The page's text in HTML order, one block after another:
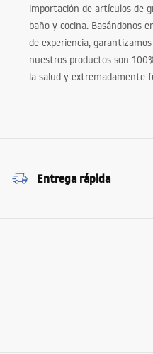
importación de artículos de
baño y cocina. Basándonos
de experiencia,
nuestros productos son
la salud y extremadamente
Entrega rápida